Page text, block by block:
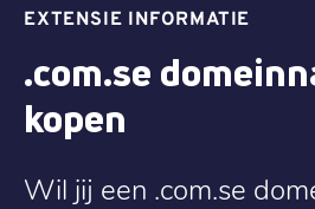
EXTENSIE INFORMATIE
.com.se
kopen
Wil jij een .com.se